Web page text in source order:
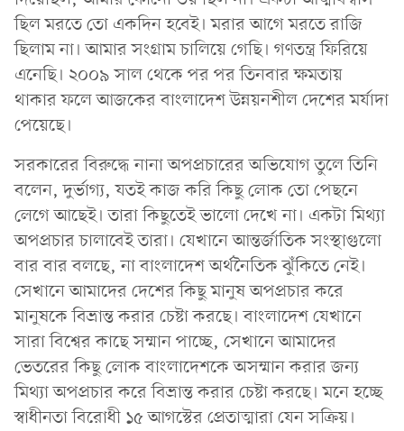
ছিল মরতে তো একদিন হবেই। মরার আগে মরতে রাজি
ছিলাম না। আমার সংগ্রাম চালিয়ে গেছি। গণতন্ত্র ফিরিয়ে
এনেছি। ২০০৯ সাল থেকে পর পর তিনবার ক্ষমতায়
থাকার ফলে আজকের বাংলাদেশ উন্নয়নশীল দেশের মর্যাদা
পেয়েছে।
সরকারের বিরুদ্ধে নানা অপপ্রচারের অভিযোগ তুলে তিনি
বলেন, দুর্ভাগ্য, যতই কাজ করি কিছু লোক তো পেছনে
লেগে আছেই। তারা কিছুতেই ভালো দেখে না। একটা মিথ্যা
অপপ্রচার চালাবেই তারা। যেখানে আন্তর্জাতিক সংস্থাগুলো
বার বার বলছে, না বাংলাদেশ অর্থনৈতিক ঝুঁকিতে নেই।
সেখানে আমাদের দেশের কিছু মানুষ অপপ্রচার করে
মানুষকে বিভ্রান্ত করার চেষ্টা করছে। বাংলাদেশ যেখানে
সারা বিশ্বের কাছে সম্মান পাচ্ছে, সেখানে আমাদের
ভেতরের কিছু লোক বাংলাদেশকে অসম্মান করার জন্য
মিথ্যা অপপ্রচার করে বিভ্রান্ত করার চেষ্টা করছে। মনে হচ্ছে
স্বাধীনতা বিরোধী ১৫ আগস্টের প্রেতাত্মারা যেন সক্রিয়।